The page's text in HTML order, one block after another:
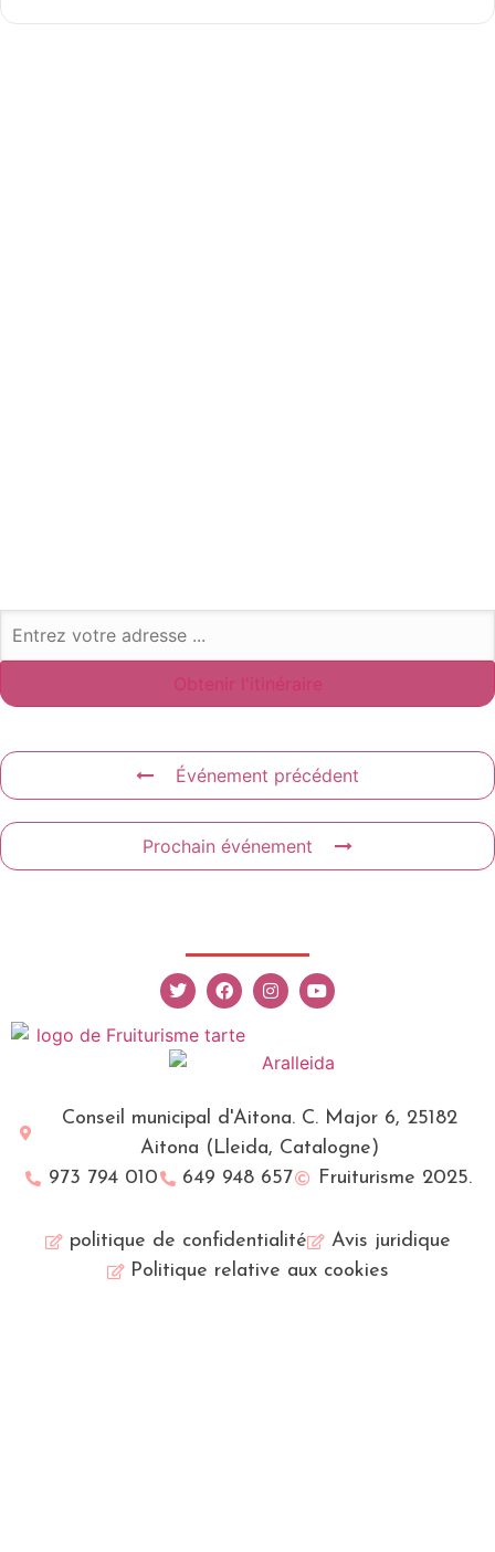
Événement précédent
Prochain événement
Conseil municipal d'Aitona. C. Major 6, 25182
Aitona (Lleida, Catalogne)
973 794 010
649 948 657 Fruiturisme 2025.
politique de confidentialité
Avis juridique
Politique relative aux cookies